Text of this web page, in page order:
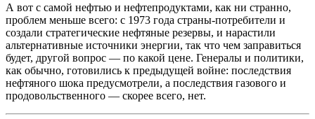
А вот с самой нефтью и нефтепродуктами, как ни странно,
проблем меньше всего: с 1973 года страны-потребители и
создали стратегические нефтяные резервы, и нарастили
альтернативные источники энергии, так что чем заправиться
будет, другой вопрос — по какой цене. Генералы и политики,
как обычно, готовились к предыдущей войне: последствия
нефтяного шока предусмотрели, а последствия газового и
продовольственного — скорее всего, нет.